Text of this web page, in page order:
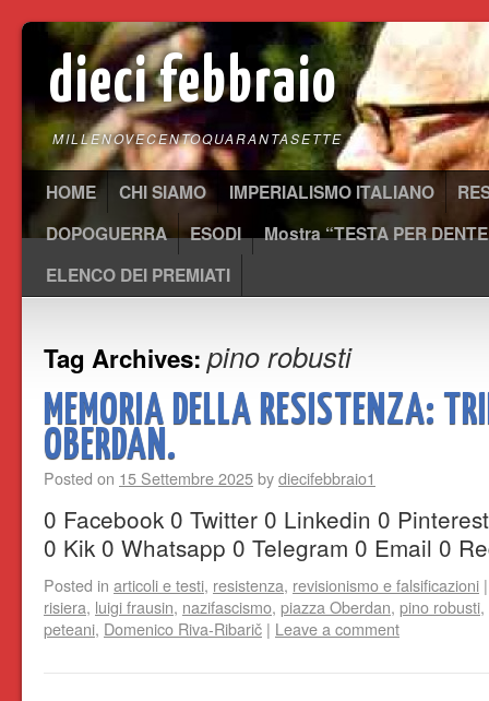
dieci febbraio
MILLENOVECENTOQUARANTASETTE
HOME CHI SIAMO IMPERIALISMO ITALIANO
DOPOGUERRA
ESODI
Mostra “TESTA PER
ELENCO DEI PREMIATI
Tag Archives: pino robusti
MEMORIA DELLA RESISTENZA:
OBERDAN.
Posted on 15 Settembre 2025bydiecifebbraio1
0 Facebook 0 Twitter 0 Linkedin 0
0 Kik 0 Whatsapp 0 Telegram 0 Email 0
Posted in articoli e testi, resistenza, revisionismo e falsificazioni |
risiera, luigi frausin, nazifascismo, piazza Oberdan, pino robusti,
peteani, Domenico Riva-Ribarič | Leave a comment